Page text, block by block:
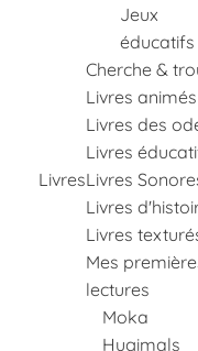
Jeux
éducatifs
Livres
Cherche &
Livres animés
Livres des
Livres
Livres
Livres
Livres
Mes
lectures
Moka
Hugimals